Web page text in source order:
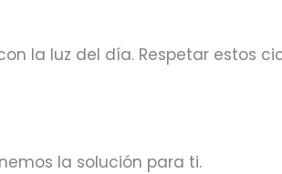
la luz del día. Respetar estos
la solución para ti.